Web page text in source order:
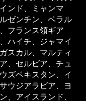
ンド、ミャンマ
ゼンチン、ベラル
フランス領ギア
ハイチ、ジャマイ
スカル、マルティ
、セルビア、チュ
ズベキスタン、イ
ウジアラビア、ヨ
、アイスランド、